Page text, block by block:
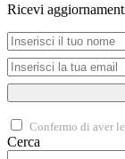
Ricevi
Confermo di aver
Cerca